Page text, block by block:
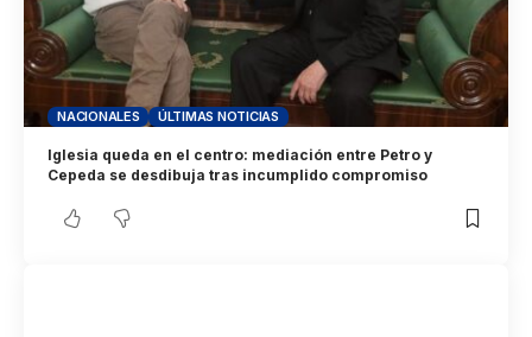
NACIONALES ÚLTIMAS NOTICIAS
Iglesia queda en el centro: mediación entre Petro y
Cepeda se desdibuja tras incumplido compromiso